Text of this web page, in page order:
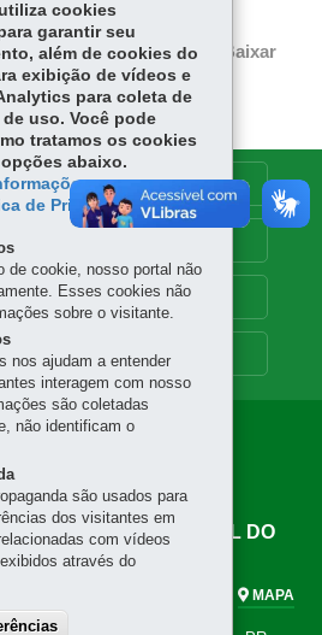
ce
bo
ok
Tw
itt
er
ts
Ap
p
Imprimir Baixar
INSTITUCIONAL
RURAL DO
- IAPAR-EMATER
MAPA
41 3250-2100
cookies
garantir seu
além de cookies do
exibição de vídeos e
para coleta de
uso. Você pode
tratamos os cookies
abaixo.
acesse
de Privacidade.
de cookie, nosso portal não
Esses cookies não
sobre o visitante.
nos ajudam a entender
interagem com nosso
são coletadas
não identificam o
são usados para
dos visitantes em
com vídeos
através do